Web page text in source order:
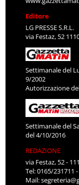
Editore
LG PRESSE S.R.L.
via Festaz, 52
Settimanale del
9/2002
Autorizzazione
Settimanale del
del 4/10/2016
REDAZIONE
via Festaz, 52 -
Tel: 0165/231711
Mail: